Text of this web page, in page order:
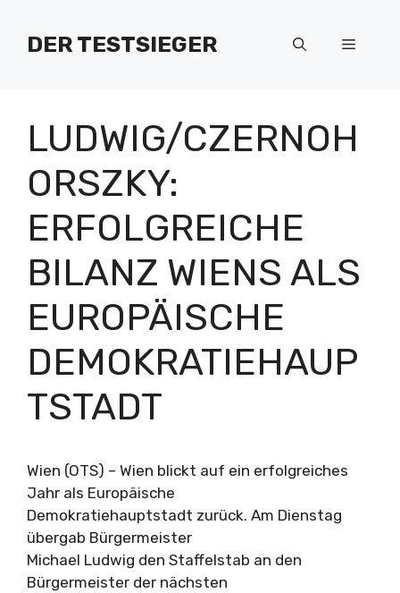
Inhalt
springenDER TESTSIEGER Menü
LUDWIG/CZERNOH
ORSZKY:
ERFOLGREICHE
BILANZ WIENS ALS
EUROPÄISCHE
DEMOKRATIEHAUP
TSTADT
Wien (OTS) – Wien blickt auf ein erfolgreiches
Jahr als Europäische
Demokratiehauptstadt zurück. Am Dienstag
übergab Bürgermeister
Michael Ludwig den Staffelstab an den
Bürgermeister der nächsten